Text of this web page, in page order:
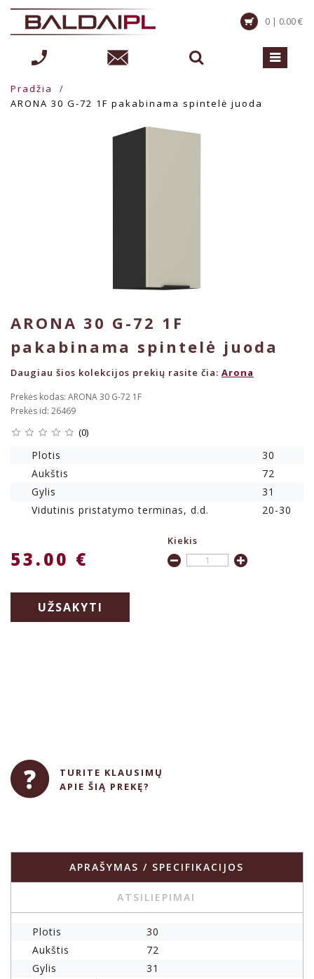
0 | 0.00 €
Pradžia
ARONA 30 G-72 1F pakabinama spintelė juoda
ARONA 30 G-72 1F
pakabinama spintelė juoda
Daugiau šios kolekcijos prekių rasite čia: Arona
Prekės kodas: ARONA 30 G-72 1F
Prekės id: 26469
(0)
Plotis
30
Aukštis
72
Gylis
31
Vidutinis pristatymo terminas, d.d.
20-30
53.00 €
Kiekis
UŽSAKYTI
TURITE KLAUSIMŲ
APIE ŠIĄ PREKĘ?
APRAŠYMAS / SPECIFIKACIJOS
ATSILIEPIMAI
Plotis
30
Aukštis
72
Gylis
31